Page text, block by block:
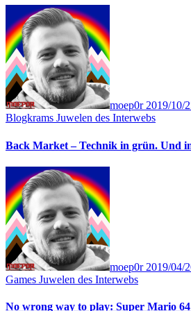
moep0r2019/10/
Blogkrams Juwelen des Interwebs
Back Market – Technik in grün. Und
moep0r 2019/04/
Games Juwelen des Interwebs
No wrong way to play: Super Mario